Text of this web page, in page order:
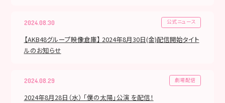
2024.08.30 公式ニュース
【AKB48グループ映像倉庫】 2024年8月30日(金)配信開始タイト
ルのお知らせ
2024.08.29 劇場配信
2024年8月28日（水） 「僕の太陽」公演 を配信！